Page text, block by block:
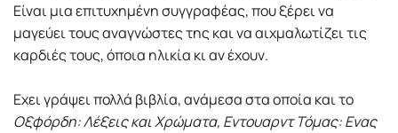
Είναι μια επιτυχημένη συγγραφέας, που ξέρει να
μαγεύει τους αναγνώστες της και να αιχμαλωτίζει τις
καρδιές τους, όποια ηλικία κι αν έχουν.
Εχει γράψει πολλά βιβλία, ανάμεσα στα οποία και το
Οξφόρδη: Λέξεις και Χρώματα, Εντουαρντ Τόμας: Ενας